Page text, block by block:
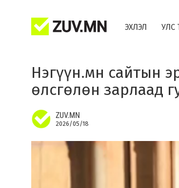
ЭХЛЭЛ УЛС
Нэгүүн.мн сайтын
өлсгөлөн зарлаад
ZUV.MN
2026/05/18